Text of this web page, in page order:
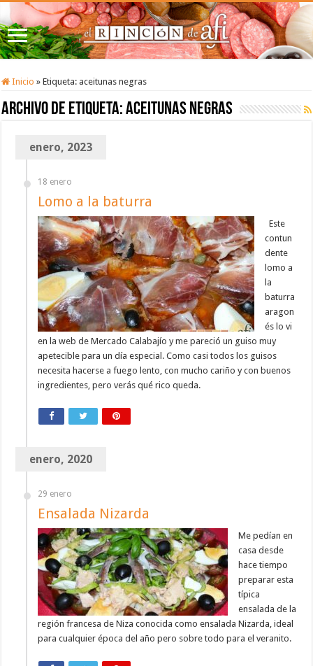
Inicio » Etiqueta: aceitunas negras
Archivo de etiqueta:aceitunas negras
enero, 2023
18 enero
Lomo a la baturra
Este
contun
dente
lomo a
la
baturra
aragon
és lo vi
en la web de Mercado Calabajío y me pareció un guiso muy
apetecible para un día especial. Como casi todos los guisos
necesita hacerse a fuego lento, con mucho cariño y con buenos
ingredientes, pero verás qué rico queda.
enero, 2020
29 enero
Ensalada Nizarda
Me pedían en
casa desde
hace tiempo
preparar esta
típica
ensalada de la
región francesa de Niza conocida como ensalada Nizarda, ideal
para cualquier época del año pero sobre todo para el veranito.